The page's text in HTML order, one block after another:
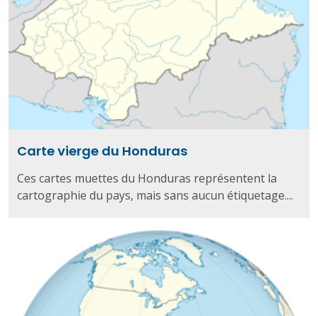
Carte vierge du Honduras
Ces cartes muettes du Honduras représentent la
cartographie du pays, mais sans aucun étiquetage....